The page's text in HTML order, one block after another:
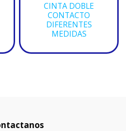
CINTA DOBLE
CONTACTO
DIFERENTES
MEDIDAS